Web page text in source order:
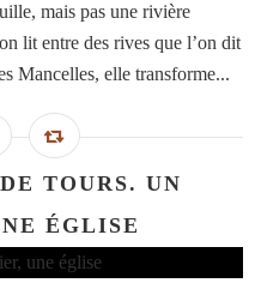
mais pas une rivière
lit entre des rives que l’on dit
Mancelles, elle transforme...
TOURS. UN
ÉGLISE